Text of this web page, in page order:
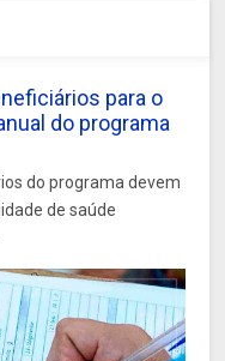
para o
do programa
do programa devem
de saúde